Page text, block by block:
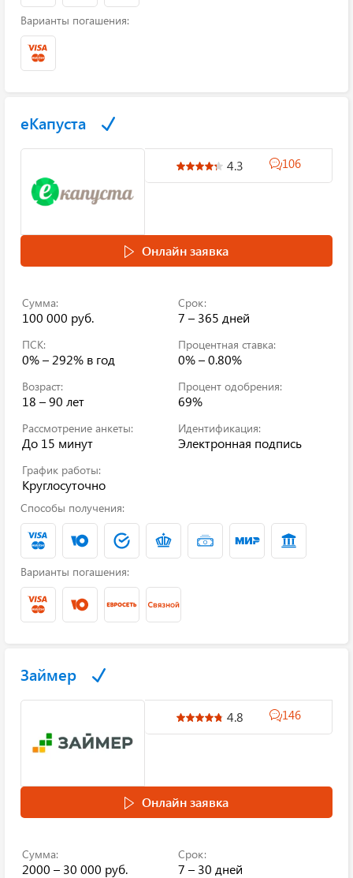
Варианты погашения:
еКапуста
4.3 106
Онлайн заявка
Сумма:
100 000 руб.
Срок:
7 – 365 дней
ПСК:
0% – 292% в год
Процентная ставка:
0% – 0.80%
Возраст:
18 – 90 лет
Процент одобрения:
69%
Рассмотрение анкеты:
До 15 минут
Идентификация:
Электронная подпись
График работы:
Круглосуточно
Способы получения:
Варианты погашения:
Займер
4.8 146
Онлайн заявка
Сумма:
2000 – 30 000 руб.
Срок:
7 – 30 дней